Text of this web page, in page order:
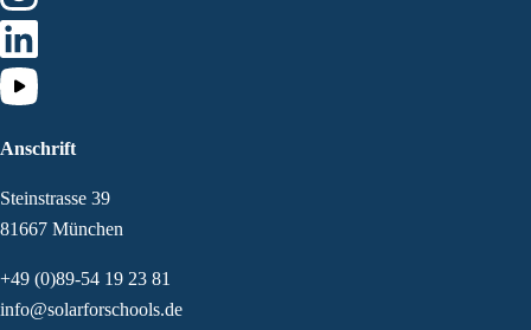
Anschrift
Steinstrasse 39
81667 München
+49 (0)89-54 19 23 81
info@solarforschools.de